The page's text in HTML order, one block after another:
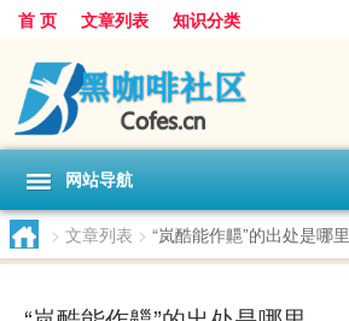
首 页 文章列表 知识分类
网站导航
> 文章列表 > “岚酷能作齆”的出处是哪里